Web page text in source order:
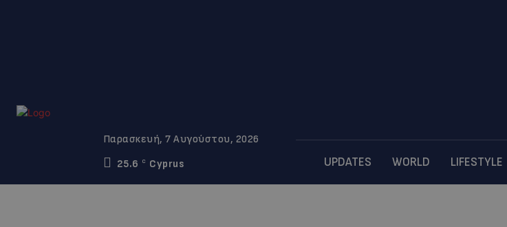
Παρασκευή, 7 Αυγούστου, 2026
25.6
C Cyprus UPDATES WORLD LIFESTYLE